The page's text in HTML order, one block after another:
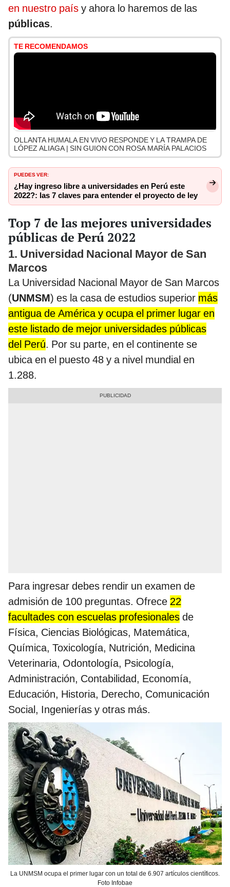
en nuestro país y ahora lo haremos de las
públicas.
TE RECOMENDAMOS
OLLANTA HUMALA EN VIVO RESPONDE Y LA TRAMPA DE
LÓPEZ ALIAGA | SIN GUION CON ROSA MARÍA PALACIOS
PUEDES VER:
¿Hay ingreso libre a universidades en Perú este
2022?: las 7 claves para entender el proyecto de ley
Top 7 de las mejores universidades
públicas de Perú 2022
1. Universidad Nacional Mayor de San
Marcos
La Universidad Nacional Mayor de San Marcos
(UNMSM) es la casa de estudios superior más
antigua de América y ocupa el primer lugar en
este listado de mejor universidades públicas
del Perú. Por su parte, en el continente se
ubica en el puesto 48 y a nivel mundial en
1.288.
Para ingresar debes rendir un examen de
admisión de 100 preguntas. Ofrece 22
facultades con escuelas profesionales de
Física, Ciencias Biológicas, Matemática,
Química, Toxicología, Nutrición, Medicina
Veterinaria, Odontología, Psicología,
Administración, Contabilidad, Economía,
Educación, Historia, Derecho, Comunicación
Social, Ingenierías y otras más.
La UNMSM ocupa el primer lugar con un total de 6.907 artículos científicos.
Foto Infobae